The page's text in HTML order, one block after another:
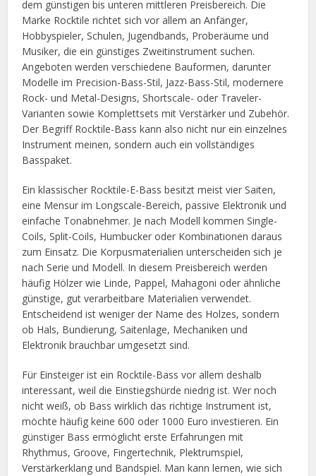
dem günstigen bis unteren mittleren Preisbereich. Die
Marke Rocktile richtet sich vor allem an Anfänger,
Hobbyspieler, Schulen, Jugendbands, Proberäume und
Musiker, die ein günstiges Zweitinstrument suchen.
Angeboten werden verschiedene Bauformen, darunter
Modelle im Precision-Bass-Stil, Jazz-Bass-Stil, modernere
Rock- und Metal-Designs, Shortscale- oder Traveler-
Varianten sowie Komplettsets mit Verstärker und Zubehör.
Der Begriff Rocktile-Bass kann also nicht nur ein einzelnes
Instrument meinen, sondern auch ein vollständiges
Basspaket.
Ein klassischer Rocktile-E-Bass besitzt meist vier Saiten,
eine Mensur im Longscale-Bereich, passive Elektronik und
einfache Tonabnehmer. Je nach Modell kommen Single-
Coils, Split-Coils, Humbucker oder Kombinationen daraus
zum Einsatz. Die Korpusmaterialien unterscheiden sich je
nach Serie und Modell. In diesem Preisbereich werden
häufig Hölzer wie Linde, Pappel, Mahagoni oder ähnliche
günstige, gut verarbeitbare Materialien verwendet.
Entscheidend ist weniger der Name des Holzes, sondern
ob Hals, Bundierung, Saitenlage, Mechaniken und
Elektronik brauchbar umgesetzt sind.
Für Einsteiger ist ein Rocktile-Bass vor allem deshalb
interessant, weil die Einstiegshürde niedrig ist. Wer noch
nicht weiß, ob Bass wirklich das richtige Instrument ist,
möchte häufig keine 600 oder 1000 Euro investieren. Ein
günstiger Bass ermöglicht erste Erfahrungen mit
Rhythmus, Groove, Fingertechnik, Plektrumspiel,
Verstärkerklang und Bandspiel. Man kann lernen, wie sich